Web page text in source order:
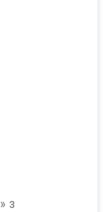
» з